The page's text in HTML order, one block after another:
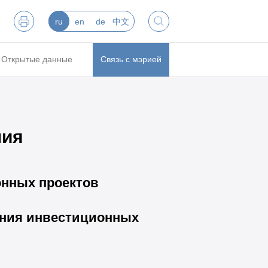
ru en de 中文
Открытые данные Связь с мэрией
проектов
инвестиционных